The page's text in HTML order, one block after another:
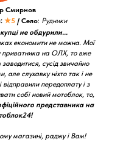
не обдурили...
економити не можна. Мої
приватника на ОЛХ, то вже
сусід звичайно
але слухавку ніхто так і не
відправили передоплату і з
собі новий мотоблок, то,
представника на
магазині, раджу і Вам!
Смирнов
★5 / Село: Рудники